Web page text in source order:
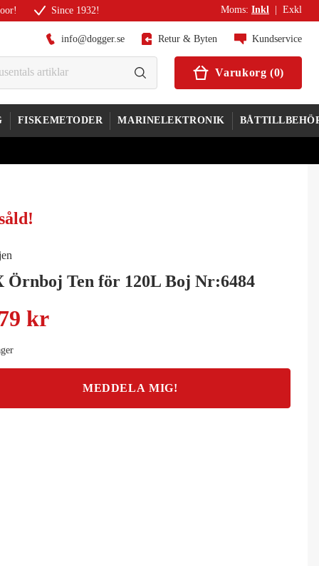
Since 1932! Moms: Inkl Exkl
info@dogger.se Retur & Byten Kundservice
Varukorg (0)
FISKEMETODER MARINELEKTRONIK
!
Örnboj Ten för 120L Boj Nr:6484
kr
MEDDELA MIG!